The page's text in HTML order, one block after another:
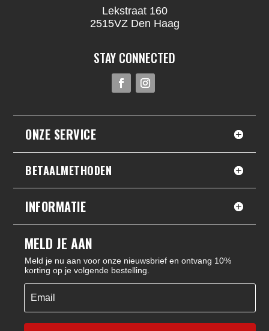
Lekstraat 160
2515VZ Den Haag
STAY CONNECTED
ONZE SERVICE
BETAALMETHODEN
INFORMATIE
MELD JE AAN
Meld je nu aan voor onze nieuwsbrief en ontvang 10%
korting op je volgende bestelling.